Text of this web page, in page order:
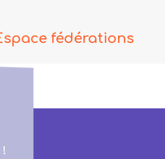
fédérations